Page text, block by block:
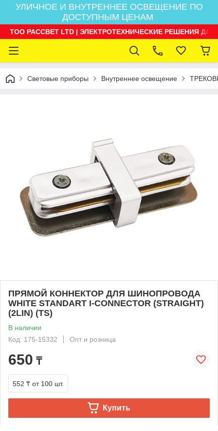
УЛИЧНОЕ И ВНУТРЕННЕЕ ОСВЕЩЕНИЕ ПО
ДОСТУПНЫМ ЦЕНАМ
ТОО РАССВЕТ LTD | ЭЛЕКТРОТЕХНИЧЕСКИЕ РЕШЕНИЯ
Световые приборы Внутреннее освещение
ПРЯМОЙ КОННЕКТОР ДЛЯ ШИНОПРОВОДА
WHITE STANDART I-CONNECTOR (STRAIGHT)
(2LIN) (TS)
В наличии
Код: 175-15332
Опт и розница
650 ₸
552 ₸ от 100 шт.
Купить